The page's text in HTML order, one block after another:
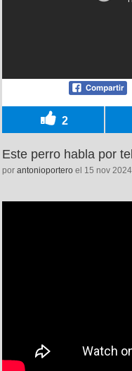
2
Este perro habla por
por antonioportero el 15 nov